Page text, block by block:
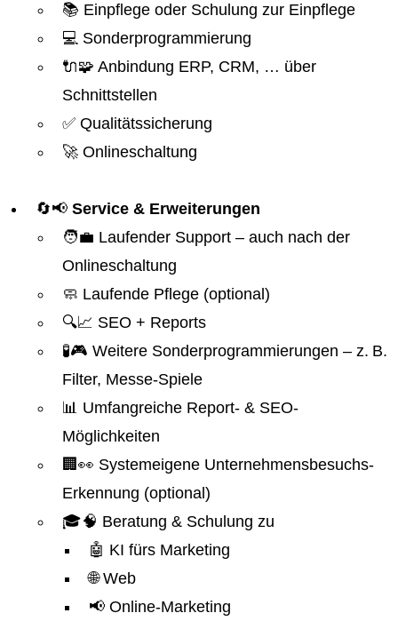
📚 Einpflege oder Schulung zur Einpflege
💻 Sonderprogrammierung
🔌🧩 Anbindung ERP, CRM, … über
Schnittstellen
✅ Qualitätssicherung
🚀 Onlineschaltung
🔄📢 Service & Erweiterungen
🧑‍💼 Laufender Support – auch nach der
Onlineschaltung
🧼 Laufende Pflege (optional)
🔍📈 SEO + Reports
🧪🎮 Weitere Sonderprogrammierungen – z. B.
Filter, Messe-Spiele
📊 Umfangreiche Report- & SEO-
Möglichkeiten
🏢👀 Systemeigene Unternehmensbesuchs-
Erkennung (optional)
🎓🧠 Beratung & Schulung zu
🤖 KI fürs Marketing
🌐 Web
📢 Online-Marketing